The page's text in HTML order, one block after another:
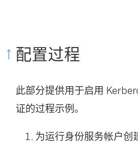
配置过程
此部分提供用于启用
证的过程示例。
为运行身份服务帐户创